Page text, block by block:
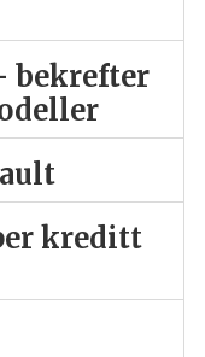
bekrefter
kreditt